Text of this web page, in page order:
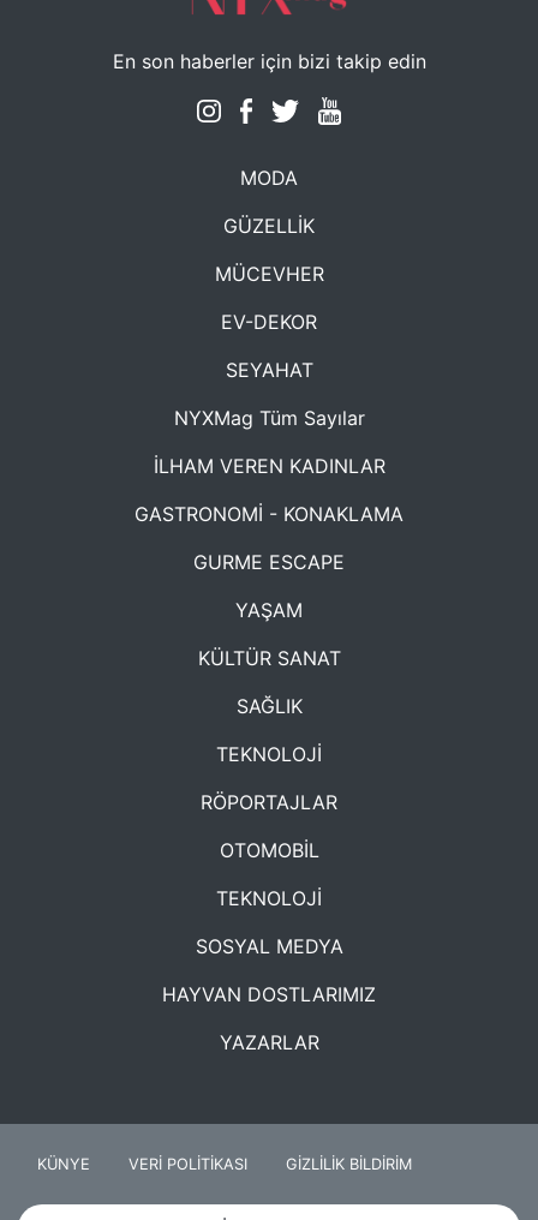
En son haberler için bizi takip edin
MODA
GÜZELLİK
MÜCEVHER
EV-DEKOR
SEYAHAT
NYXMag Tüm Sayılar
İLHAM VEREN KADINLAR
GASTRONOMİ - KONAKLAMA
GURME ESCAPE
YAŞAM
KÜLTÜR SANAT
SAĞLIK
TEKNOLOJİ
RÖPORTAJLAR
OTOMOBİL
TEKNOLOJİ
SOSYAL MEDYA
HAYVAN DOSTLARIMIZ
YAZARLAR
KÜNYE VERİ POLİTİKASI GİZLİLİK BİLDİRİM